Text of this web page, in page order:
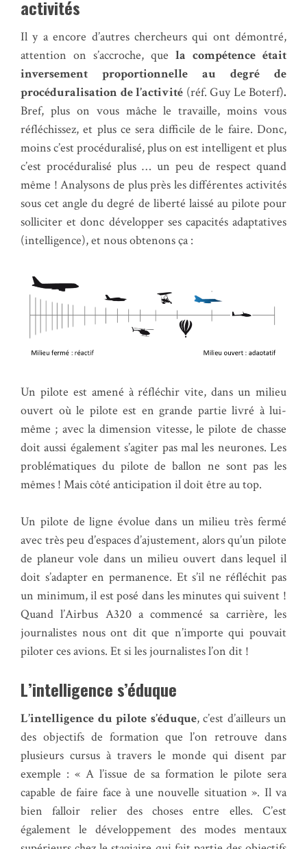
activités
Il y a encore d’autres chercheurs qui ont démontré,
attention on s’accroche, que la compétence était
inversement proportionnelle au degré de
procéduralisation de l’activité (réf. Guy Le Boterf).
Bref, plus on vous mâche le travaille, moins vous
réfléchissez, et plus ce sera difficile de le faire. Donc,
moins c’est procéduralisé, plus on est intelligent et plus
c’est procéduralisé plus … un peu de respect quand
même ! Analysons de plus près les différentes activités
sous cet angle du degré de liberté laissé au pilote pour
solliciter et donc développer ses capacités adaptatives
(intelligence), et nous obtenons ça :
Un pilote est amené à réfléchir vite, dans un milieu
ouvert où le pilote est en grande partie livré à lui-
même ; avec la dimension vitesse, le pilote de chasse
doit aussi également s’agiter pas mal les neurones. Les
problématiques du pilote de ballon ne sont pas les
mêmes ! Mais côté anticipation il doit être au top.
Un pilote de ligne évolue dans un milieu très fermé
avec très peu d’espaces d’ajustement, alors qu’un pilote
de planeur vole dans un milieu ouvert dans lequel il
doit s’adapter en permanence. Et s’il ne réfléchit pas
un minimum, il est posé dans les minutes qui suivent !
Quand l’Airbus A320 a commencé sa carrière, les
journalistes nous ont dit que n’importe qui pouvait
piloter ces avions. Et si les journalistes l’on dit !
L’intelligence s’éduque
L’intelligence du pilote s’éduque, c’est d’ailleurs un
des objectifs de formation que l’on retrouve dans
plusieurs cursus à travers le monde qui disent par
exemple : « A l’issue de sa formation le pilote sera
capable de faire face à une nouvelle situation ». Il va
bien falloir relier des choses entre elles. C’est
également le développement des modes mentaux